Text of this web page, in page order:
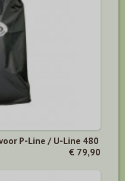
P-Line / U-Line 480
€ 79,90